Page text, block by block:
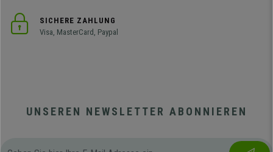
SICHERE ZAHLUNG
Visa, MasterCard, Paypal
UNSEREN NEWSLETTER ABONNIEREN